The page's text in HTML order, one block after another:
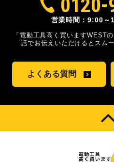
0120-
営業時間：9:00～
「電動工具高く買いますWEST
話でお伝えいただけるとスム
よくある質問